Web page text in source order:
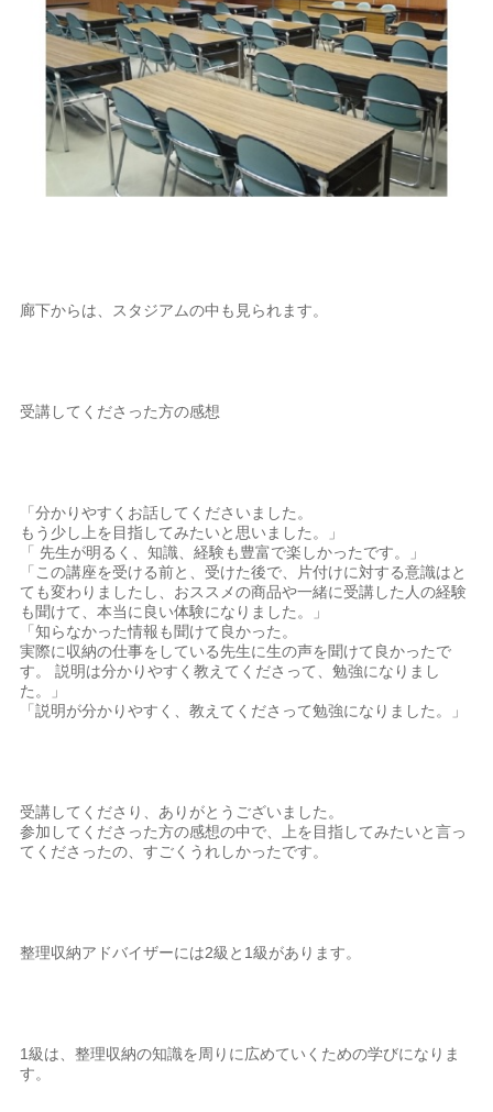
廊下からは、スタジアムの中も見られます。
受講してくださった方の感想
「分かりやすくお話してくださいました。
もう少し上を目指してみたいと思いました。」
「 先生が明るく、知識、経験も豊富で楽しかったです。」
「この講座を受ける前と、受けた後で、片付けに対する意識はと
ても変わりましたし、おススメの商品や一緒に受講した人の経験
も聞けて、本当に良い体験になりました。」
「知らなかった情報も聞けて良かった。
実際に収納の仕事をしている先生に生の声を聞けて良かったで
す。 説明は分かりやすく教えてくださって、勉強になりまし
た。」
「説明が分かりやすく、教えてくださって勉強になりました。」
受講してくださり、ありがとうございました。
参加してくださった方の感想の中で、上を目指してみたいと言っ
てくださったの、すごくうれしかったです。
整理収納アドバイザーには2級と1級があります。
1級は、整理収納の知識を周りに広めていくための学びになりま
す。